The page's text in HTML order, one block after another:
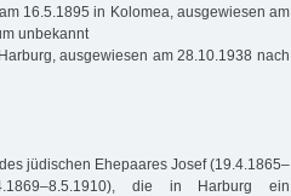
16.5.1895 in Kolomea, ausgewiesen am
unbekannt
ausgewiesen am 28.10.1938 nach
jüdischen Ehepaares Josef (19.4.1865–
die in Harburg ein